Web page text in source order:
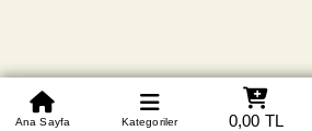
0850 305 09 70
Beden Tablosu Banka Hesapları
Ana Sayfa Kategoriler 0,00 TL